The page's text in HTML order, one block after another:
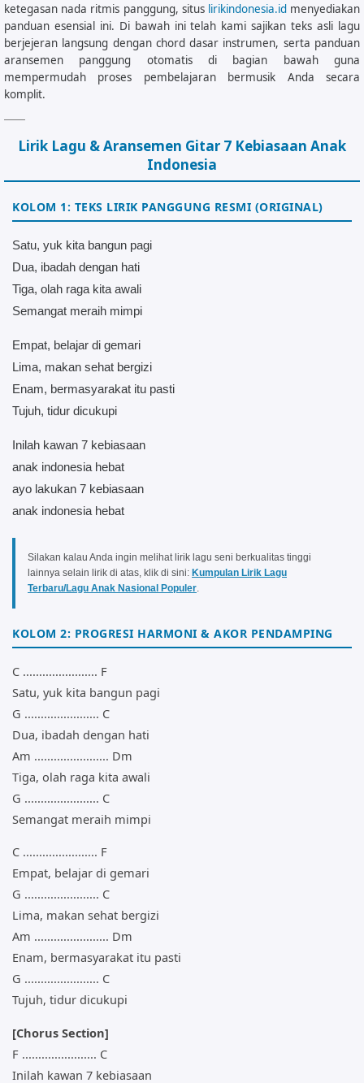
ketegasan nada ritmis panggung, situs lirikindonesia.idmenyediakan
panduan esensial ini. Di bawah ini telah kami sajikan teks asli lagu
berjejeran langsung dengan chord dasar instrumen, serta panduan
aransemen panggung otomatis di bagian bawah guna
mempermudah proses pembelajaran bermusik Anda secara
komplit.
Lirik Lagu & Aransemen Gitar 7 Kebiasaan Anak
Indonesia
KOLOM 1: TEKS LIRIK PANGGUNG RESMI (ORIGINAL)
Satu, yuk kita bangun pagi
Dua, ibadah dengan hati
Tiga, olah raga kita awali
Semangat meraih mimpi
Empat, belajar di gemari
Lima, makan sehat bergizi
Enam, bermasyarakat itu pasti
Tujuh, tidur dicukupi
Inilah kawan 7 kebiasaan
anak indonesia hebat
ayo lakukan 7 kebiasaan
anak indonesia hebat
Silakan kalau Anda ingin melihat lirik lagu seni berkualitas tinggi
lainnya selain lirik di atas, klik di sini: Kumpulan Lirik Lagu
Terbaru/Lagu Anak Nasional Populer
KOLOM 2: PROGRESI HARMONI & AKOR PENDAMPING
C ....................... F
Satu, yuk kita bangun pagi
G ....................... C
Dua, ibadah dengan hati
Am ....................... Dm
Tiga, olah raga kita awali
G ....................... C
Semangat meraih mimpi
C ....................... F
Empat, belajar di gemari
G ....................... C
Lima, makan sehat bergizi
Am ....................... Dm
Enam, bermasyarakat itu pasti
G ....................... C
Tujuh, tidur dicukupi
[Chorus Section]
F ....................... C
Inilah kawan 7 kebiasaan